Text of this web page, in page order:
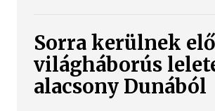
Sorra kerülnek elő
világháborús
alacsony Dunából